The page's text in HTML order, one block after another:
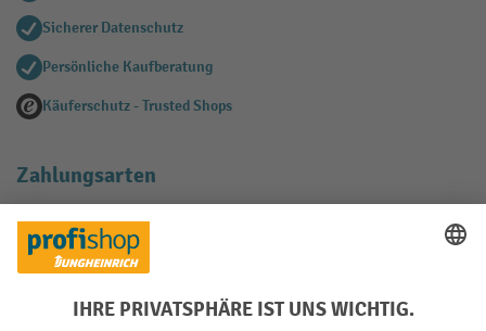
Sicherer Datenschutz
Persönliche Kaufberatung
Käuferschutz - Trusted Shops
Zahlungsarten
Creditcard (Master)